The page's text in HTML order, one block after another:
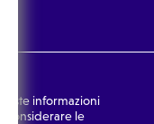
informazioni
considerare le